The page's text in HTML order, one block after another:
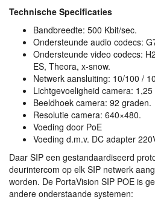
Technische Specificaties
Bandbreedte: 500 Kbit/sec.
Ondersteunde audio codecs:
Ondersteunde video codecs:
ES, Theora, x-snow.
Netwerk aansluiting: 10/100 /
Lichtgevoeligheid camera: 1,25
Beeldhoek camera: 92 graden.
Resolutie camera: 640×480.
Voeding door PoE
Voeding d.m.v. DC adapter
Daar SIP een gestandaardiseerd
deurintercom op elk SIP netwerk
worden. De PortaVision SIP POE is
andere onderstaande systemen: